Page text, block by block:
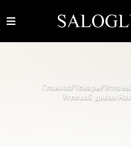
Главная/Товары/
Угловой диван